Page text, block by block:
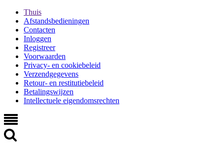
Thuis
Afstandsbedieningen
Contacten
Inloggen
Registreer
Voorwaarden
Privacy- en cookiebeleid
Verzendgegevens
Retour- en restitutiebeleid
Betalingswijzen
Intellectuele eigendomsrechten